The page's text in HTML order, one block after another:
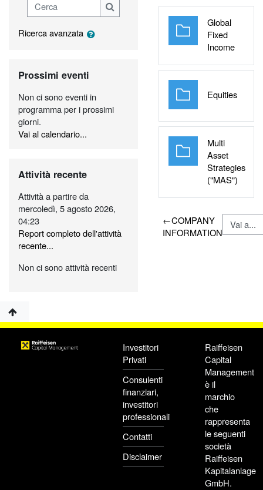
Cerca
Ricerca avanzata
Prossimi eventi
Non ci sono eventi in
programma per i prossimi
giorni.
Vai al calendario...
Attività recente
Attività a partire da
mercoledì, 5 agosto 2026,
04:23
Report completo dell'attività
recente...
Non ci sono attività recenti
Global
Fixed
IncomeCartella
Equities
Multi
Asset
Strategies
("MAS")
←COMPANY
INFORMATION
Investitori
Privati
Consulenti
finanziari,
investitori
professionali
Contatti
Disclaimer
Raiffeisen
Capital
Management
è il
marchio
che
rappresenta
le seguenti
società
Raiffeisen
Kapitalanlage
GmbH.